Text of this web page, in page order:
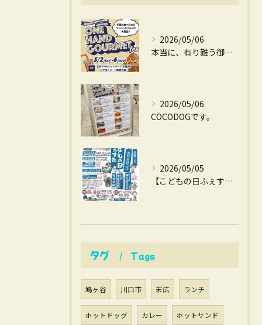
2026/05/06
本当に、有り難う御座いました。
2026/05/06
COCODOGです。
2026/05/05
【こどもの日ふぇすた】
タグ Tags
鳩ヶ谷 川口市 末広 ランチ
ホットドッグ カレー ホットサンド